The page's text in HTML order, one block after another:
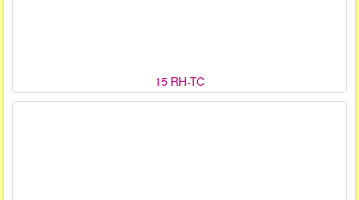
15 RH-TC